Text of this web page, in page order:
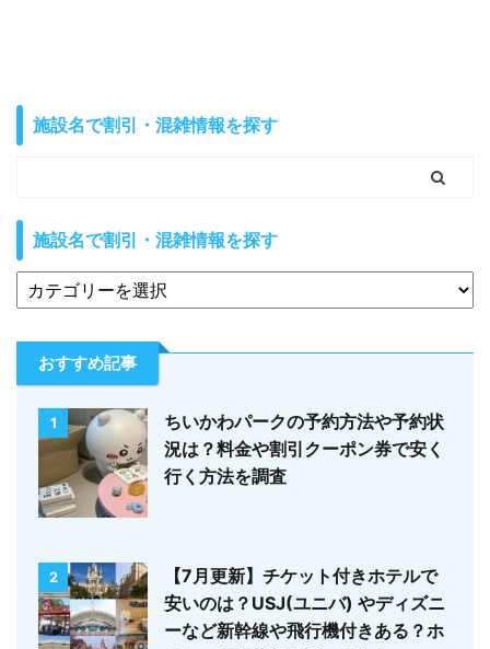
施設名で割引・混雑情報を探す
施設名で割引・混雑情報を探す
おすすめ記事
1
ちいかわパークの予約方法や予約状
況は？料金や割引クーポン券で安く
行く方法を調査
2
【7月更新】チケット付きホテルで
安いのは？USJ(ユニバ) やディズニ
ーなど新幹線や飛行機付きある？ホ